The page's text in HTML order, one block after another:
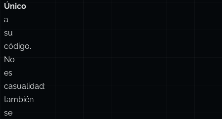
Único
a
su
código.
No
es
casualidad:
también
se